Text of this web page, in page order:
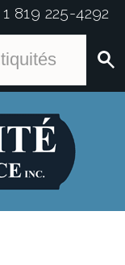
1 819 225-4292